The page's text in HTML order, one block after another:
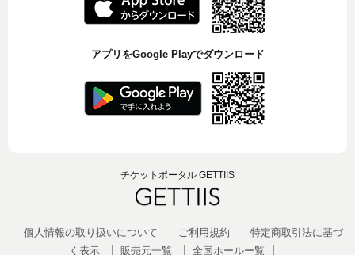
アプリをGoogle Playでダウンロード
チケットポータル GETTIIS
個人情報の取り扱いについて ご利用規約
特定商取引法に基づ
く表示
販売元一覧 全国ホールー覧